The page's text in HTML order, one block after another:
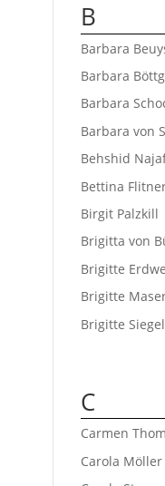
B
Barbara
Barbara
Barbara
Barbara von
Behshid
Bettina
Birgit Palzkill
Brigitta von
Brigitte
Brigitte
Brigitte Siegel
C
Carmen
Carola Möller